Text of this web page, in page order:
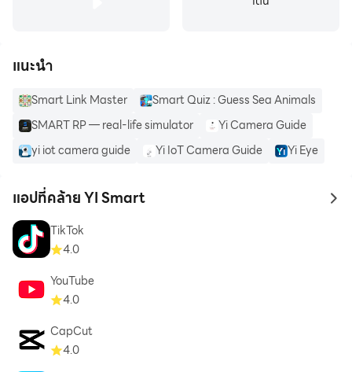
แนะนำ
Smart Link Master
Smart Quiz : Guess Sea Animals
SMART RP — real-life simulator
Yi Camera Guide
yi iot camera guide
Yi IoT Camera Guide Yi Eye
แอปที่คล้าย YI Smart to
TikTok
4.0
YouTube
4.0
CapCut
4.0